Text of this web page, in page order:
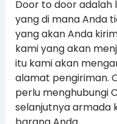
Door to door adalah
yang di mana Anda
yang akan Anda
kami yang akan
itu kami akan
alamat pengiriman.
perlu menghubungi
selanjutnya armada